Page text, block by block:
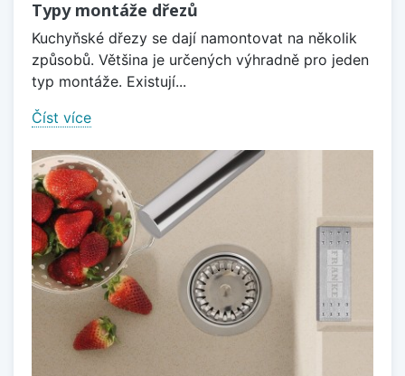
Typy montáže dřezů
Kuchyňské dřezy se dají namontovat na několik
způsobů. Většina je určených výhradně pro jeden
typ montáže. Existují...
Číst více